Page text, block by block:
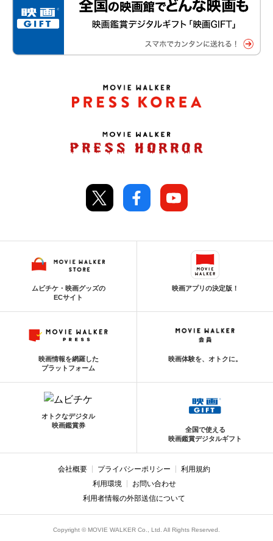
ムビチケ・映画グッズの
ECサイト
映画アプリの決定版！
映画情報を網羅した
プラットフォーム
映画体験を、オトクに。
オトクなデジタル
映画鑑賞券
全国で使える
映画鑑賞デジタルギフト
会社概要 プライバシーポリシー
利用規約
利用環境
お問い合わせ
利用者情報の外部送信について
Copyright © MOVIE WALKER Co., Ltd. All Rights Reserved.